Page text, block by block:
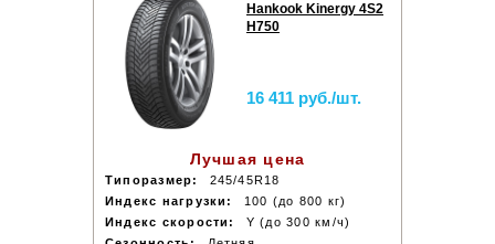
Hankook Kinergy 4S2
H750
16 411 руб./шт.
Лучшая цена
Типоразмер:
245/45R18
Индекс нагрузки:
100 (до 800 кг)
Индекс скорости:
Y (до 300 км/ч)